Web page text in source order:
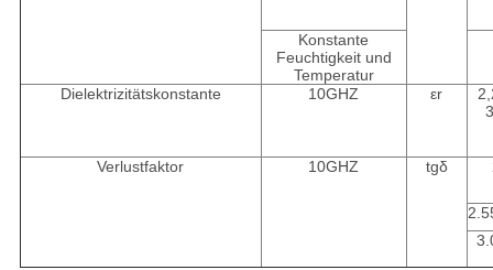
Konstante
Feuchtigkeit und
Temperatur
Dielektrizitätskonstante
10GHZ εr
Verlustfaktor 10GHZ tgδ